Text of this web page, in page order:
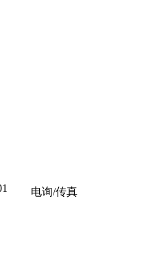
电询/传真